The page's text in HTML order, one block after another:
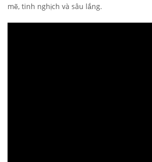
mẽ, tinh nghịch và sâu lắng.